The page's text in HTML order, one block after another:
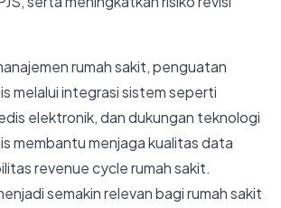
rumah sakit, penguatan
melalui integrasi sistem seperti
elektronik, dan dukungan teknologi
membantu menjaga kualitas data
revenue cycle rumah sakit.
semakin relevan bagi rumah sakit